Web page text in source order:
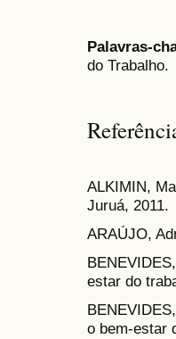
Palavras-
do Trabalho.
ALKIMIN,
Juruá, 2011.
ARAÚJO,
estar do
o bem-estar